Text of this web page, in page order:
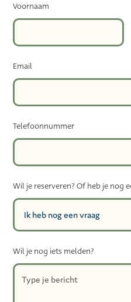
Voornaam
Email
Telefoonnummer
Wil je reserveren? Of heb je nog
Wil je nog iets melden?